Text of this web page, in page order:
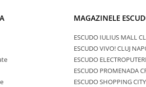
MAGAZINELE
ESCUDO IULIUS MALL
ESCUDO VIVO! CLUJ
ESCUDO
ESCUDO PROMENADA
ESCUDO SHOPPING